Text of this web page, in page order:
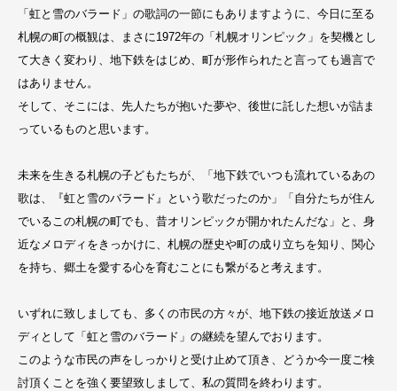
「虹と雪のバラード」の歌詞の一節にもありますように、今日に至る
札幌の町の概観は、まさに1972年の「札幌オリンピック」を契機とし
て大きく変わり、地下鉄をはじめ、町が形作られたと言っても過言で
はありません。
そして、そこには、先人たちが抱いた夢や、後世に託した想いが詰ま
っているものと思います。
未来を生きる札幌の子どもたちが、「地下鉄でいつも流れているあの
歌は、『虹と雪のバラード』という歌だったのか」「自分たちが住ん
でいるこの札幌の町でも、昔オリンピックが開かれたんだな」と、身
近なメロディをきっかけに、札幌の歴史や町の成り立ちを知り、関心
を持ち、郷土を愛する心を育むことにも繋がると考えます。
いずれに致しましても、多くの市民の方々が、地下鉄の接近放送メロ
ディとして「虹と雪のバラード」の継続を望んでおります。
このような市民の声をしっかりと受け止めて頂き、どうか今一度ご検
討頂くことを強く要望致しまして、私の質問を終わります。